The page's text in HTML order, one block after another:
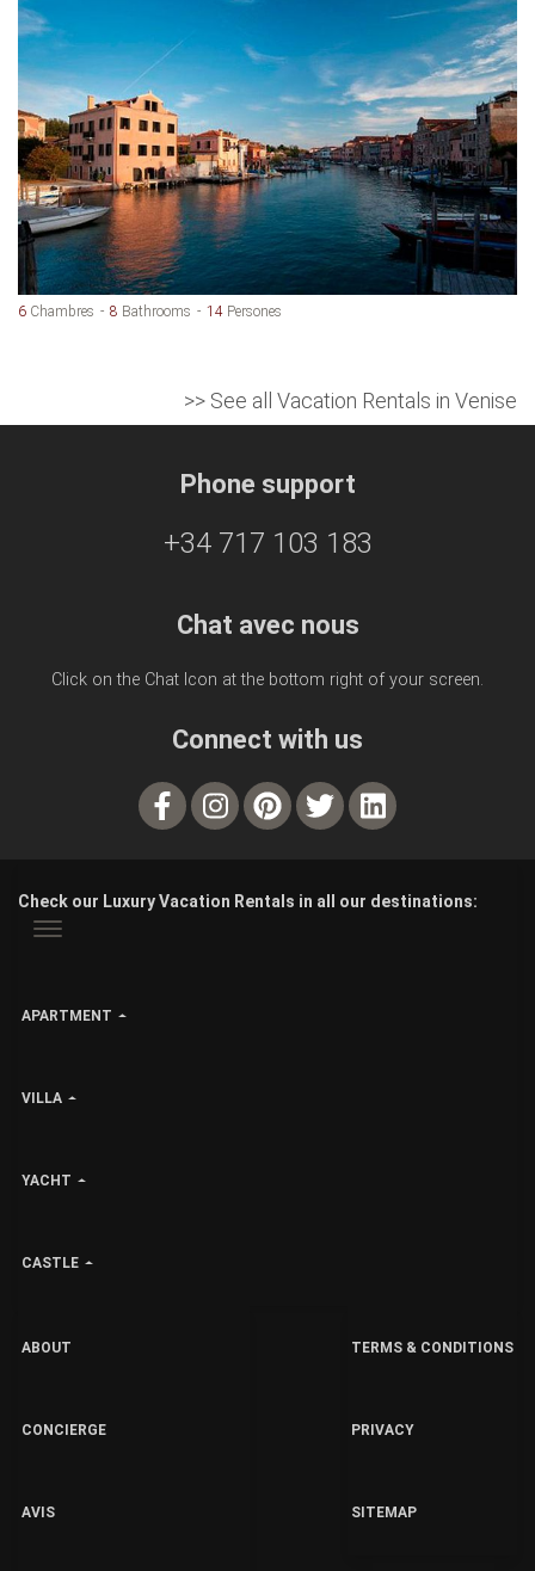
6 Chambres 8 Bathrooms 14 Persones
>> See all Vacation Rentals in Venise
Phone support
+34 717 103 183
Chat avec nous
Click on the Chat Icon at the bottom right of your screen.
Connect with us
Check our Luxury Vacation Rentals in all our destinations:
APARTMENT
VILLA
YACHT
CASTLE
ABOUT
CONCIERGE
AVIS
TERMS & CONDITIONS
PRIVACY
SITEMAP